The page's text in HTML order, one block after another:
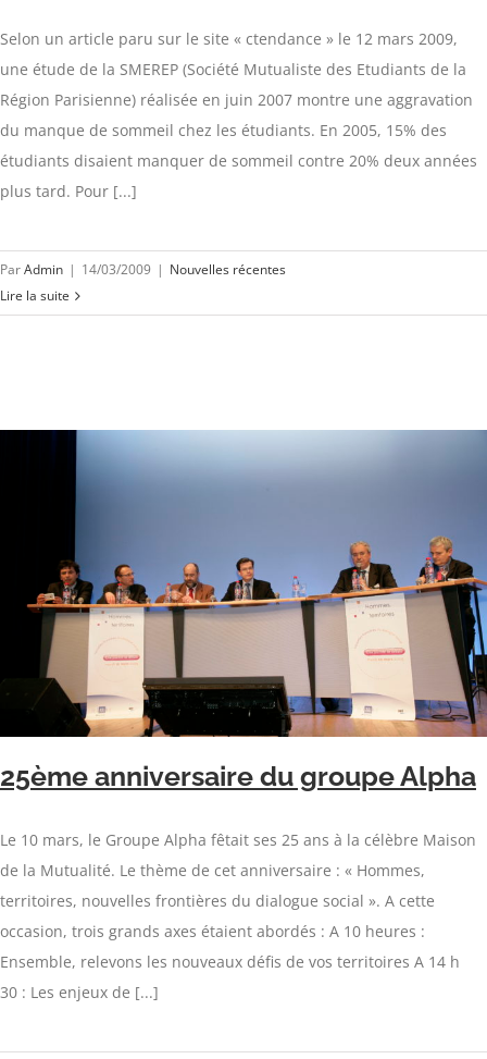
Selon un article paru sur le site « ctendance » le 12 mars 2009,
une étude de la SMEREP (Société Mutualiste des Etudiants de la
Région Parisienne) réalisée en juin 2007 montre une aggravation
du manque de sommeil chez les étudiants. En 2005, 15% des
étudiants disaient manquer de sommeil contre 20% deux années
plus tard. Pour [...]
ParAdmin | 14/03/2009 | Nouvelles récentes
Lire la suite
25ème anniversaire du groupe Alpha
Le 10 mars, le Groupe Alpha fêtait ses 25 ans à la célèbre Maison
de la Mutualité. Le thème de cet anniversaire : « Hommes,
territoires, nouvelles frontières du dialogue social ». A cette
occasion, trois grands axes étaient abordés : A 10 heures :
Ensemble, relevons les nouveaux défis de vos territoires A 14 h
30 : Les enjeux de [...]